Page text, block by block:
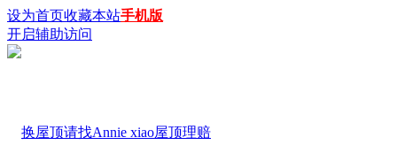
设为首页收藏本站手机版
开启辅助访问